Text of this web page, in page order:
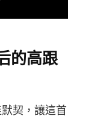
的高跟
契，讓這首